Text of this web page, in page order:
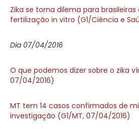
Zika se torna dilema para
fertilização in vitro (G1/Ciência e
Dia 07/04/2016
O que podemos dizer sobre o zika
07/04/2016)
MT tem 14 casos confirmados de
investigação (G1/MT, 07/04/2016)